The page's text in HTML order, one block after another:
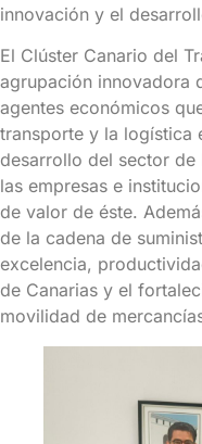
innovación y el
El Clúster Canario del
agrupación innovadora
agentes económicos
transporte y la logística
desarrollo del sector
las empresas e
de valor de éste.
de la cadena de
excelencia,
de Canarias y el
movilidad de